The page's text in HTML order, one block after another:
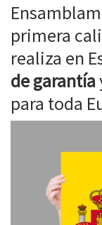
primera
realiza en
de garantía
para toda